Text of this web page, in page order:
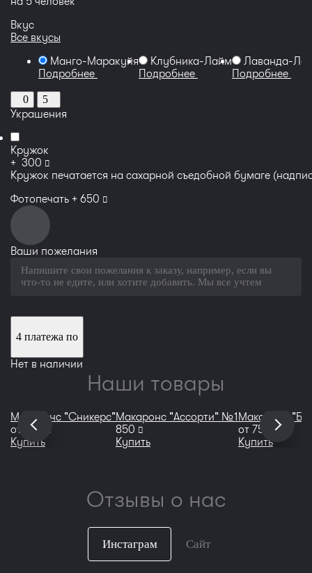
Вкус
Все вкусы
Манго-Маракуйя
Подробнее
Клубника-Лайм
Подробнее
Лаванда-
Подробнее
0 5
Украшения
Кружок
+ 300 руб
Кружок печатается на сахарной съедобной бумаге
Фотопечать + 650 руб
Ваши пожелания
4 платежа по
Нет в наличии
Наши товары
Макаронс "Сникерс"
от
750
руб
Купить
Макаронс "Ассорти" №1
850 руб
Купить
Макаронс
от 750
руб
Купить
Отзывы о нас
Инстаграм Сайт